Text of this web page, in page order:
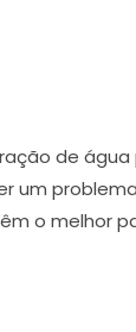
de
um
o